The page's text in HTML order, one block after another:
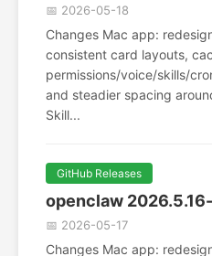
📅 2026-05-18
Changes Mac app:
consistent card layouts,
permissions/voice/skills/
and steadier spacing
Skill...
GitHub Releases
openclaw
📅 2026-05-17
Changes Mac app: